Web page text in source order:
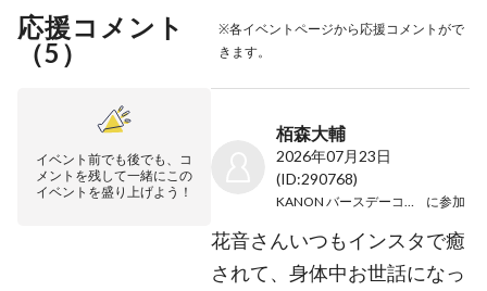
応援コメント
（5 ）
※各イベントページから応援コメントがで
きます。
イベント前でも後でも、コ
メントを残して一緒にこの
イベントを盛り上げよう！
栢森大輔
2026年07月23日
(ID:290768)
に参加
花音さんいつもインスタで癒
されて、身体中お世話になっ